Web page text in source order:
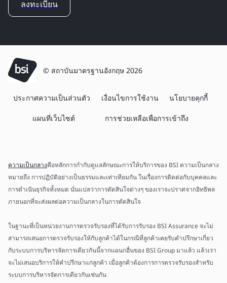
ลงทะเบียน
© สถาบันมาตรฐานอังกฤษ 2026
ประกาศความเป็นส่วนตัว เงื่อนไขการใช้งาน นโยบายคุกกี้
แผนที่เว็บไซต์ การช่วยเหลือเพื่อการเข้าถึง
ความเป็นกลางคือหลักการกำกับดูแลลักษณะการให้บริการของ BSI ความเป็นกลาง
หมายถึง การปฏิบัติอย่างเป็นธรรมและเท่าเทียมกัน ในเรื่องการติดต่อกับบุคคลและ
การดำเนินธุรกิจทั้งหมด นั่นแปลว่าการตัดสินใจต่างๆ ของเราจะปราศจากอิทธิพล
ภายนอกที่จะส่งผลต่อความเป็นกลางในการตัดสินใจ
ในฐานะที่เป็นหน่วยงานการตรวจรับรองที่ได้รับการรับรอง BSI Assurance จะไม่
สามารถเสนอการตรวจรับรองให้กับลูกค้าได้ในกรณีที่ลูกค้าเคยรับคำปรึกษาเกี่ยว
กับระบบการบริหารจัดการเดียวกันนี้จากแผนกอื่นของ BSI Group มาแล้ว แล้วเรา
จะไม่เสนอบริการให้คำปรึกษาแก่ลูกค้า เมื่อลูกค้าต้องการการตรวจรับรองสำหรับ
ระบบการบริหารจัดการเดียวกันเช่นกัน